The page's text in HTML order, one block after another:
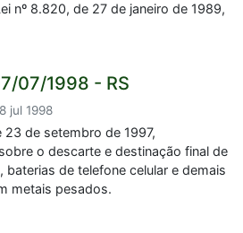
nº 8.820, de 27 de janeiro de 1989,
07/1998 - RS
jul 1998
23 de setembro de 1997,
o descarte e destinação final de
baterias de telefone celular e demais
metais pesados.